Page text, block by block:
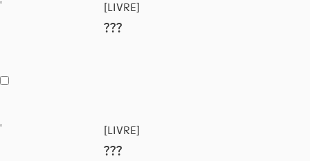
[LIVRE]
???
[LIVRE]
???